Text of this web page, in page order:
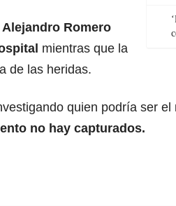
Romero
mientras que la
de las heridas.
quien podría ser
no hay capturados.